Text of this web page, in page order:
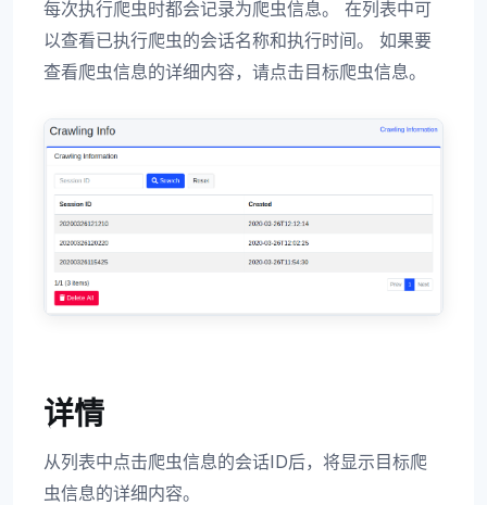
每次执行爬虫时都会记录为爬虫信息。 在列表中可
以查看已执行爬虫的会话名称和执行时间。 如果要
查看爬虫信息的详细内容，请点击目标爬虫信息。
详情
从列表中点击爬虫信息的会话ID后，将显示目标爬
虫信息的详细内容。